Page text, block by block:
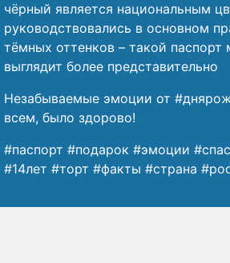
чёрный является национальным
руководствовались в основном
тёмных оттенков – такой паспорт
выглядит более представительно
Незабываемые эмоции от
всем, было здорово!
#паспорт #подарок #эмоции
#14лет #торт #факты #страна